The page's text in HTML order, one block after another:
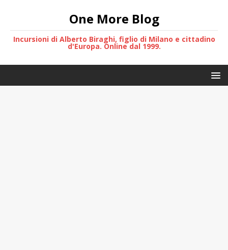
One More Blog
Incursioni di Alberto Biraghi, figlio di Milano e cittadino
d'Europa. Online dal 1999.